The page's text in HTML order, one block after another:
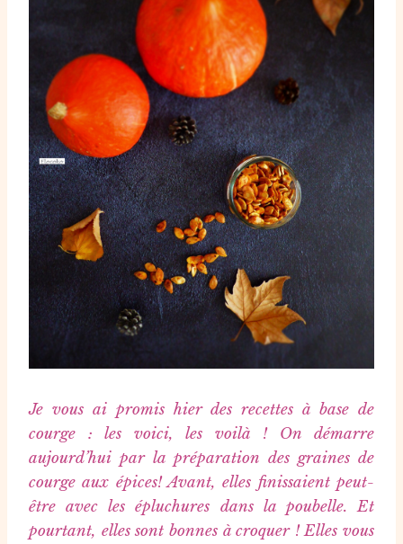
Je vous ai promis hier des recettes à base de
courge : les voici, les voilà ! On démarre
aujourd’hui par la préparation des graines de
courge aux épices! Avant, elles finissaient peut-
être avec les épluchures dans la poubelle. Et
pourtant, elles sont bonnes à croquer ! Elles vous